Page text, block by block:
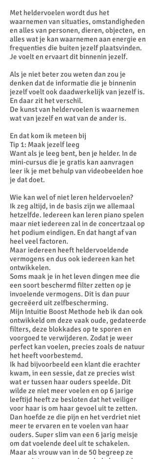
Met heldervoelen wordt dus het
waarnemen van situaties, omstandigheden
en alles van personen, dieren, objecten, en
alles wat je kan waarnemen aan energie en
frequenties die buiten jezelf plaatsvinden.
Je voelt en ervaart dit binnenin jezelf.
Als je niet beter zou weten dan zou je
denken dat de informatie die je binnenin
jezelf voelt ook daadwerkelijk van jezelf is.
En daar zit het verschil.
De kunst van heldervoelen is waarnemen
wat van jezelf en wat van de ander is.
En dat kom ik meteen bij
Tip 1: Maak jezelf leeg
Want als je leeg bent, ben je helder. In de
mini-cursus die je gratis kan aanvragen
leer ik je met behulp van videobeelden hoe
je dat doet.
Wie kan wel of niet leren heldervoelen?
Ik zeg altijd, in de basis zijn we allemaal
hetzelfde. Iedereen kan leren piano spelen
maar niet iedereen zal in de concertzaal op
het podium eindigen. En dat hangt af van
heel veel factoren.
Maar iedereen heeft heldervoeldende
vermogens en dus ook iedereen kan het
ontwikkelen.
Soms maak je in het leven dingen mee die
een soort beschermd filter zetten op je
invoelende vermogens. Dit is dan puur
gecreëerd uit zelfbescherming.
Mijn Intuitie Boost Methode heb ik dan ook
ontwikkeld om deze vaak oude, gedateerde
filters, deze blokkades op te sporen en
voorgoed te verwijderen. Zodat je weer
perfect kan voelen, precies zoals de natuur
het heeft voorbestemd.
Ik had bijvoorbeeld een klant die erachter
kwam, in een sessie, dat ze precies wist
wat er tussen haar ouders speelde. Dit
wilde ze niet meer voelen en op 6 jarige
leeftijd heeft ze besloten dat het veiliger
voor haar is om haar gevoel uit te zetten.
Dan hoefde ze die pijn en het verdriet niet
meer te ervaren en te voelen van haar
ouders. Super slim van een 6 jarig meisje
om dat voelende deel uit te schakelen.
Maar als vrouw van in de 50 begreep ze